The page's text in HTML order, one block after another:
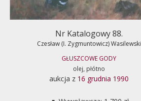
Nr Katalogowy 88.
Czesław (I. Zygmuntowicz) Wasilewski
GŁUSZCOWE GODY
olej, płótno
aukcja z 16 grudnia 1990